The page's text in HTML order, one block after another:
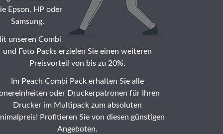
Epson, HP oder
Samsung.
unseren Combi
und Foto Packs erzielen Sie einen weiteren
Preisvorteil von bis zu 20%.
Im Peach Combi Pack erhalten Sie alle
oder Druckerpatronen für Ihren
Drucker im Multipack zum absoluten
Profitieren Sie von diesen günstigen
Angeboten.